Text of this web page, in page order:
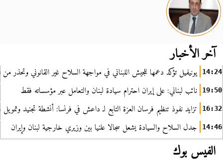
آخر الأخبار
14:24 يونيفيل تؤكد دعمها للجيش اللبناني في مواجهة السلاح غير القانوني وتحذر من
19:50 نائب لبناني: على إيران احترام سيادة لبنان والتعامل عبر مؤسساته فقط
16:32 تزايد نفوذ تنظيم فرسان العزة التابع لـ داعش في فرنسا: أنشطة تجنيد
14:46 جدل السلاح والسيادة يشعل سجالا علنيا بين وزيري خارجية لبنان وإيران
الفيس بوك